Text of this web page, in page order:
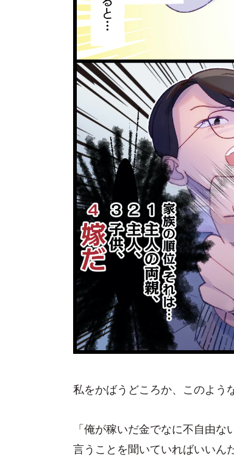
私をかばうどころか、このよう
「俺が稼いだ金でなに不自由
言うことを聞いていればいいん